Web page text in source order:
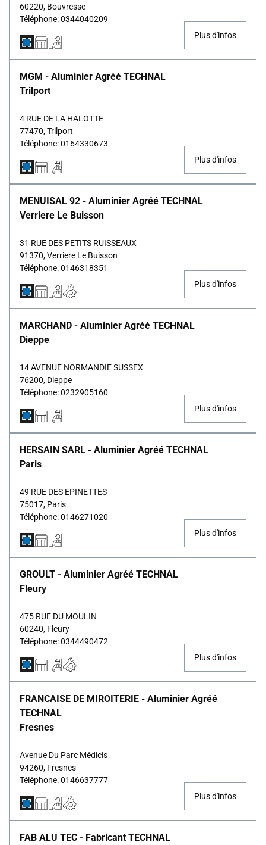
60220, Bouvresse
Téléphone: 0344040209
Plus d'infos
MGM - Aluminier Agréé TECHNAL
Trilport
4 RUE DE LA HALOTTE
77470, Trilport
Téléphone: 0164330673
Plus d'infos
MENUISAL 92 - Aluminier Agréé TECHNAL
Verriere Le Buisson
31 RUE DES PETITS RUISSEAUX
91370, Verriere Le Buisson
Téléphone: 0146318351
Plus d'infos
MARCHAND - Aluminier Agréé TECHNAL
Dieppe
14 AVENUE NORMANDIE SUSSEX
76200, Dieppe
Téléphone: 0232905160
Plus d'infos
HERSAIN SARL - Aluminier Agréé TECHNAL
Paris
49 RUE DES EPINETTES
75017, Paris
Téléphone: 0146271020
Plus d'infos
GROULT - Aluminier Agréé TECHNAL
Fleury
475 RUE DU MOULIN
60240, Fleury
Téléphone: 0344490472
Plus d'infos
FRANCAISE DE MIROITERIE - Aluminier Agréé
TECHNAL
Fresnes
Avenue Du Parc Médicis
94260, Fresnes
Téléphone: 0146637777
Plus d'infos
FAB ALU TEC - Fabricant TECHNAL